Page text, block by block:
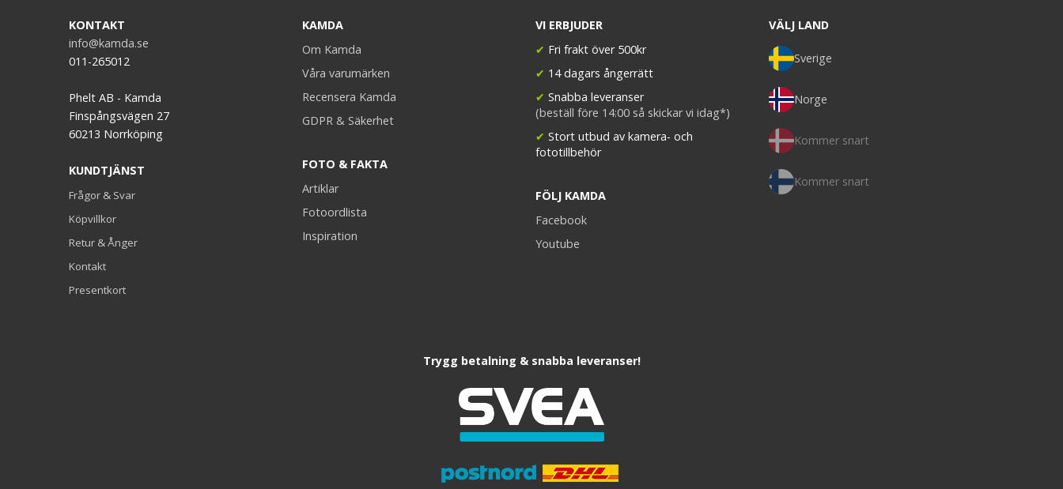
KONTAKT
info@kamda.se
011-265012
Phelt AB - Kamda
Finspångsvägen 27
60213 Norrköping
KUNDTJÄNST
Frågor & Svar
Köpvillkor
Retur & Ånger
Kontakt
Presentkort
KAMDA
Om Kamda
Våra varumärken
Recensera Kamda
GDPR & Säkerhet
FOTO & FAKTA
Artiklar
Fotoordlista
Inspiration
VI ERBJUDER
✔ Fri frakt över 500kr
✔ 14 dagars ångerrätt
✔ Snabba leveranser
(beställ före 14:00 så skickar vi idag*)
✔ Stort utbud av kamera- och
fototillbehör
FÖLJ KAMDA
Facebook
Youtube
VÄLJ LAND
Sverige
Norge
Kommer snart
Kommer snart
Trygg betalning & snabba leveranser!